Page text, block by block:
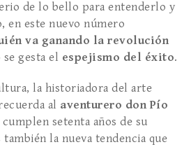
de lo bello para entenderlo y
en este nuevo número
va ganando la revolución
gesta el espejismo del éxito.
la historiadora del arte
al aventurero don Pío
cumplen setenta años de su
la nueva tendencia que